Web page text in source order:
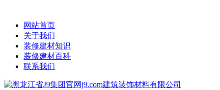
网站首页
关于我们
装修建材知识
装修建材百科
联系我们